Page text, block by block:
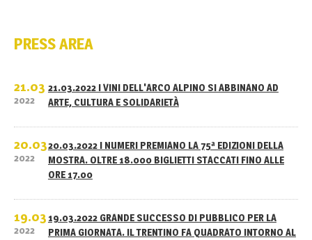
PRESS AREA
21.03
2022
21.03.2022 I VINI DELL'ARCO ALPINO SI ABBINANO AD
ARTE, CULTURA E SOLIDARIETÀ
20.03
2022
20.03.2022 I NUMERI PREMIANO LA 75ª EDIZIONI DELLA
MOSTRA. OLTRE 18.000 BIGLIETTI STACCATI FINO ALLE
ORE 17.00
19.03
2022
19.03.2022 GRANDE SUCCESSO DI PUBBLICO PER LA
PRIMA GIORNATA. IL TRENTINO FA QUADRATO INTORNO AL